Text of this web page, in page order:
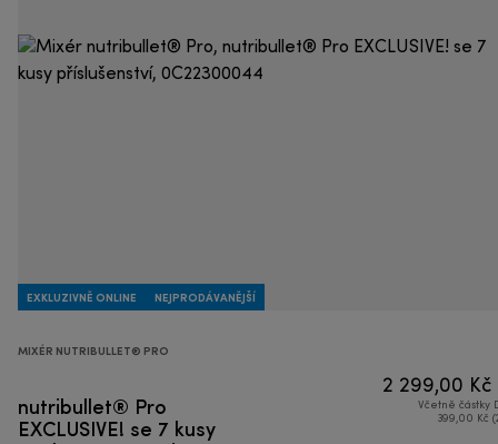
EXKLUZIVNĚ ONLINE NEJPRODÁVANĚJŠÍ
MIXÉR NUTRIBULLET® PRO
nutribullet® Pro
EXCLUSIVE! se 7 kusy
2 299,00 Kč
Včetně částky
399,00 Kč